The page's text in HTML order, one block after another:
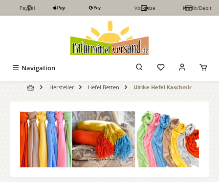
Zum Hauptinhalt springen
PayPal Vorkasse Kredit/Debit
Navigation
Hersteller Hefel Betten Ulrike Hefel Kaschmir